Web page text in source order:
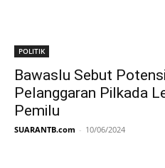
POLITIK
Bawaslu Sebut
Pelanggaran Pilkada
Pemilu
SUARANTB.com - 10/06/2024